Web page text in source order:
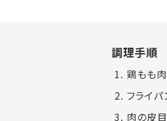
調理手順
鶏もも
フライ
肉の皮